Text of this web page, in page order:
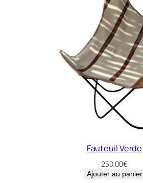
Fauteuil Verde
250,00€
Ajouter au panier